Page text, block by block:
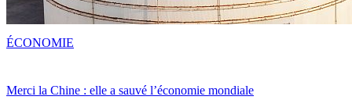
Merci la Chine : elle a sauvé l’économie mondiale
ÉCONOMIE